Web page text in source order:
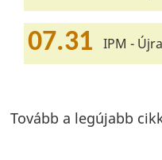
07.31 IPM -
Tovább a legújabb